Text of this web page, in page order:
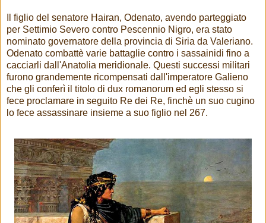
Il figlio del senatore Hairan, Odenato, avendo parteggiato
per Settimio Severo contro Pescennio Nigro, era stato
nominato governatore della provincia di Siria da Valeriano.
Odenato combattè varie battaglie contro i sassainidi fino a
cacciarli dall'Anatolia meridionale. Questi successi militari
furono grandemente ricompensati dall'imperatore Galieno
che gli conferì il titolo di dux romanorum ed egli stesso si
fece proclamare in seguito Re dei Re, finchè un suo cugino
lo fece assassinare insieme a suo figlio nel 267.